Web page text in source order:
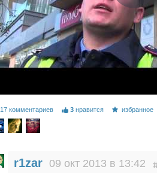
17 комментариев 3 нравится избранное
r1zar 09 окт 2013 в 13:42